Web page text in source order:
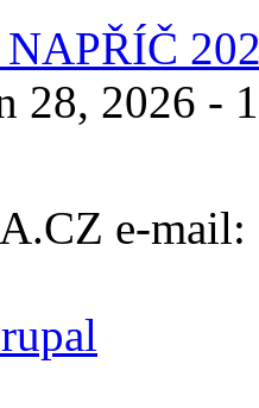
28, 2026 -
e-mail: